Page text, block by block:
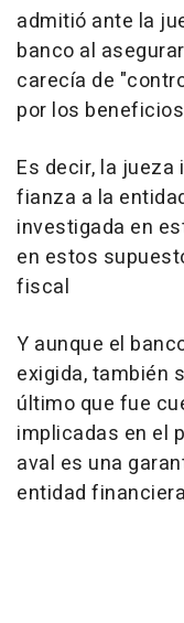
admitió ante la
banco al
carecía de
por los
Es decir, la
fianza a la
investigada en
en estos
fiscal
Y aunque el
exigida, también
último que fue
implicadas en el
aval es una
entidad